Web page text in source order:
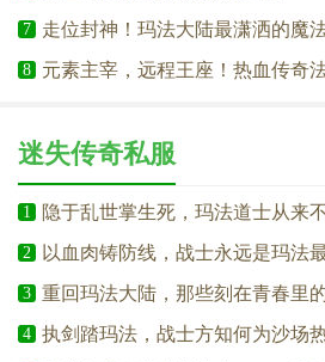
7 走位封神！玛法大陆最潇洒的魔
8
元素主宰，远程王座！热血传奇
迷失传奇私服
1 隐于乱世掌生死，玛法道士从来
2 以血肉铸防线，战士永远是玛法
3 重回玛法大陆，那些刻在青春里
4 执剑踏玛法，战士方知何为沙场